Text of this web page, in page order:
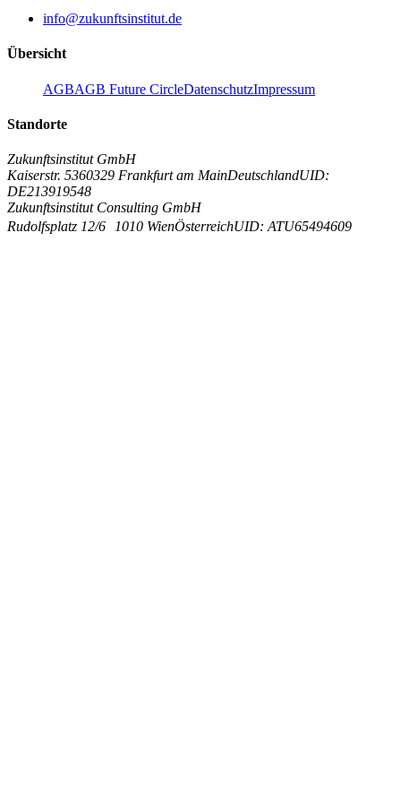
info@zukunftsinstitut.de
Übersicht
AGBAGB Future CircleDatenschutzImpressum
Standorte
Zukunftsinstitut GmbH
Kaiserstr. 5360329 Frankfurt am MainDeutschlandUID:
DE213919548
Zukunftsinstitut Consulting GmbH
Rudolfsplatz 12/6
1010 WienÖsterreichUID: ATU65494609